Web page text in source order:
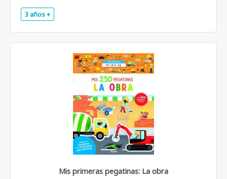
3 años +
Mis primeras pegatinas: La obra